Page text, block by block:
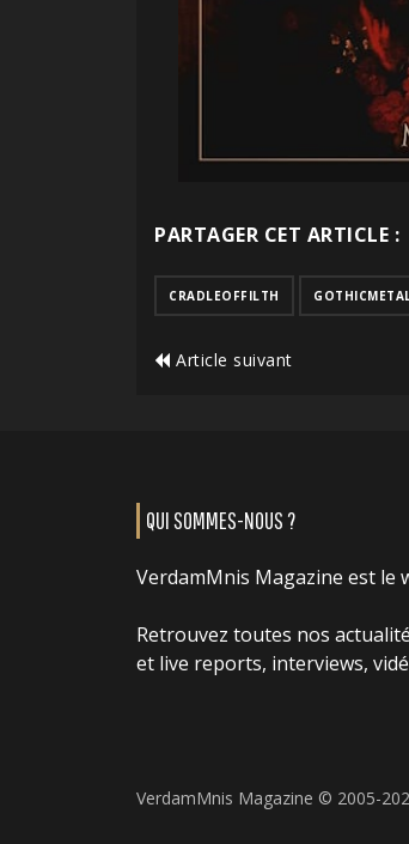
PARTAGER CET ARTICLE :
CRADLEOFFILTH
Article suivant
QUI SOMMES-NOUS ?
VerdamMnis Magazine est le
Retrouvez toutes nos
et live reports, interviews,
VerdamMnis Magazine © 2005-